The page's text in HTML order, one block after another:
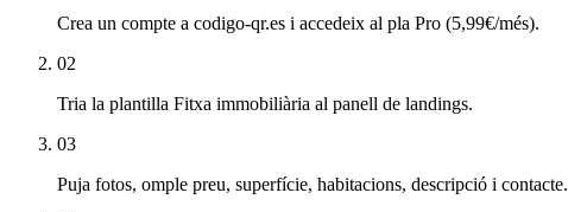
Crea un compte a codigo-qr.es i accedeix al pla Pro (5,99€/més).
02
Tria la plantilla Fitxa immobiliària al panell de landings.
03
Puja fotos, omple preu, superfície, habitacions, descripció i contacte.